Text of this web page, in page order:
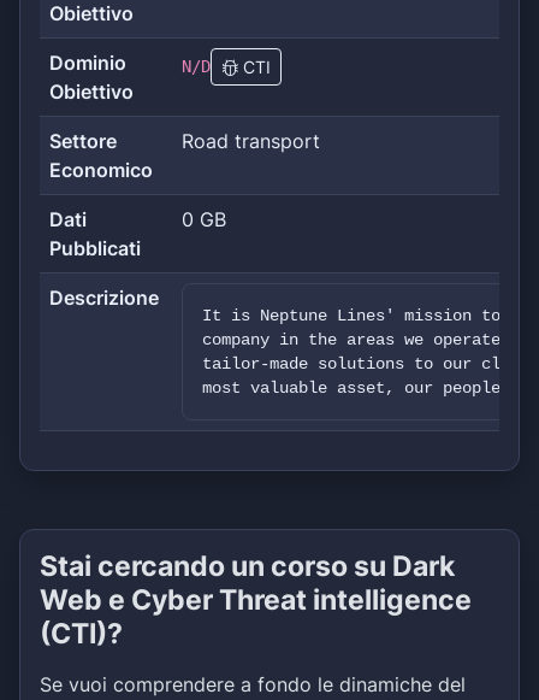
Obiettivo
Dominio
Obiettivo
N/D CTI
Settore
Economico
Road transport
Dati
Pubblicati
0 GB
Descrizione
It is Neptune Lines' mission to
company in the areas we operate,
tailor-made solutions to our
most valuable asset, our people.
Stai cercando un corso su Dark
Web e Cyber Threat intelligence
(CTI)?
Se vuoi comprendere a fondo le dinamiche del